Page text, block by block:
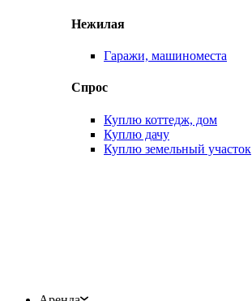
Нежилая
Гаражи, машиноместа
Спрос
Куплю коттедж, дом
Куплю дачу
Куплю земельный участок